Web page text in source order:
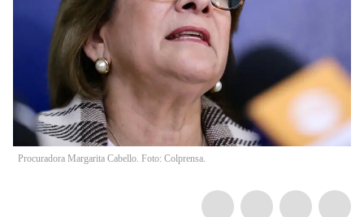
Procuradora Margarita Cabello. Foto: Colprensa.